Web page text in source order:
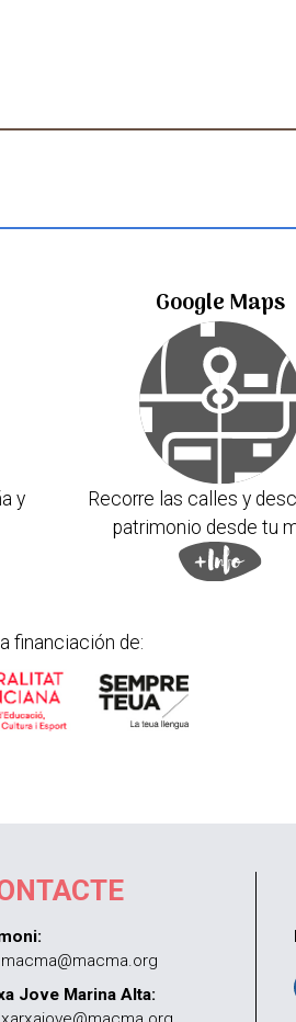
y
Google Maps
Recorre las calles y
patrimonio desde tu
financiación de:
Jove Marina Alta: